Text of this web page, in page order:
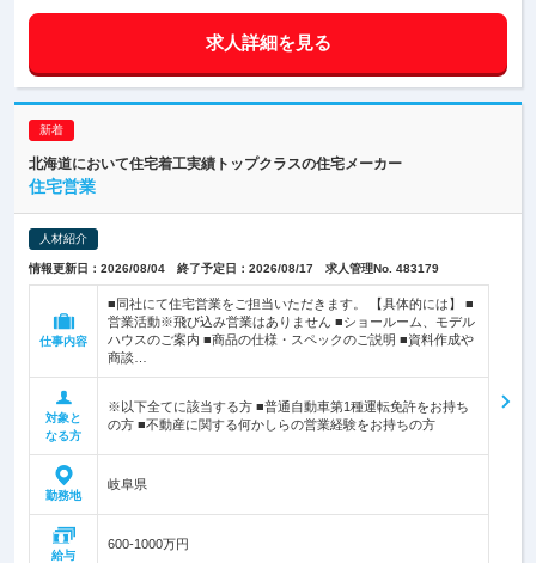
求人詳細を見る
北海道において住宅着工実績トップクラスの住宅メーカー
住宅営業
人材紹介
情報更新日：2026/08/04 終了予定日：2026/08/17 求人管理No. 483179
仕事内容
■同社にて住宅営業をご担当いただきます。 【具体的には】 ■
営業活動※飛び込み営業はありません ■ショールーム、モデル
ハウスのご案内 ■商品の仕様・スペックのご説明 ■資料作成や
商談…
対象と
なる方
※以下全てに該当する方 ■普通自動車第1種運転免許をお持ち
の方 ■不動産に関する何かしらの営業経験をお持ちの方
勤務地
岐阜県
給与
600-1000万円